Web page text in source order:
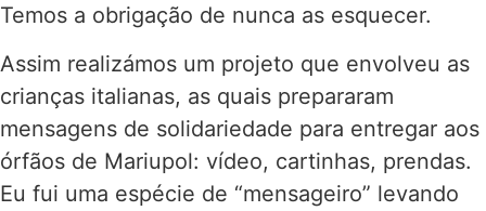
Temos a obrigação de nunca as esquecer.
Assim realizámos um projeto que envolveu as
crianças italianas, as quais prepararam
mensagens de solidariedade para entregar aos
órfãos de Mariupol: vídeo, cartinhas, prendas.
Eu fui uma espécie de “mensageiro” levando